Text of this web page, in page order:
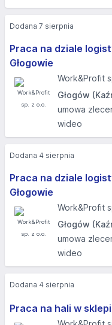
Praca na dziale
Głogowie
Work&Profit
Głogów
umowa
wideo
Dodana 7 sierpnia
Praca na dziale
Głogowie
Work&Profit
Głogów
umowa
wideo
Dodana 4 sierpnia
Praca na hali w
Dodana 4 sierpnia